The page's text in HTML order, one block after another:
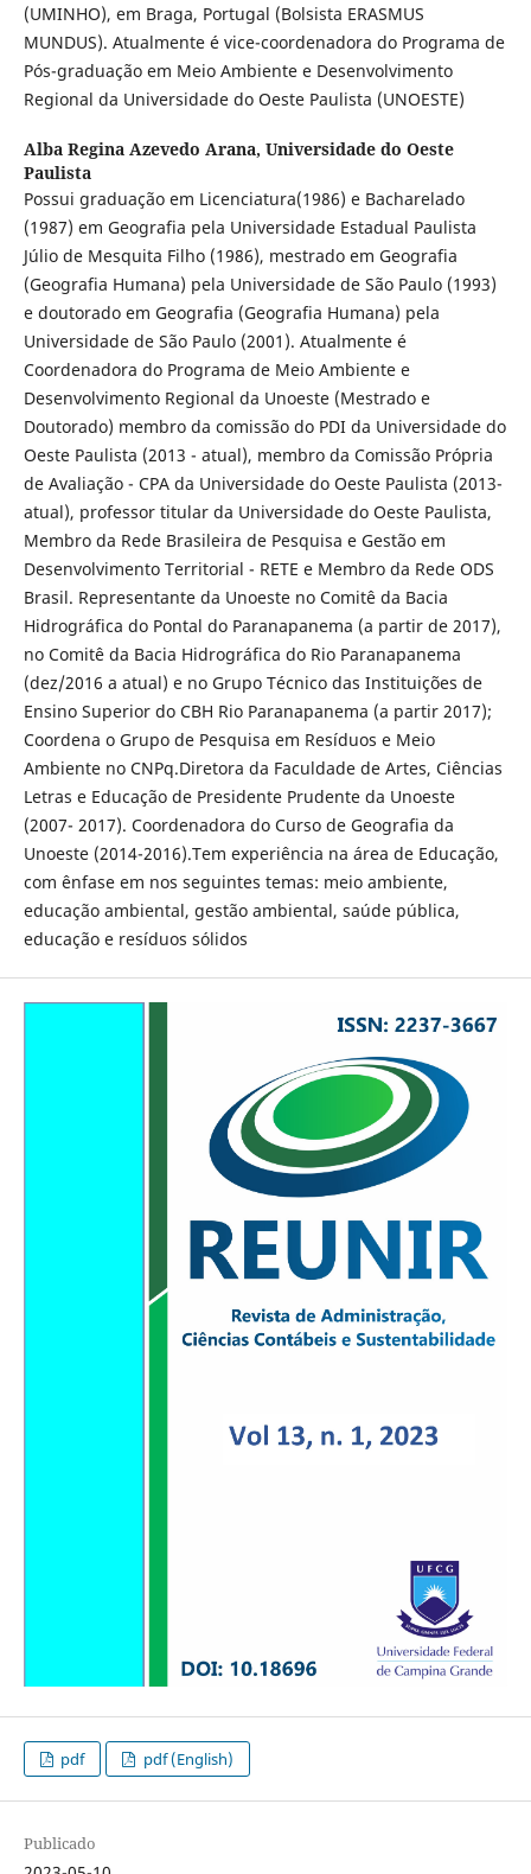
(UMINHO), em Braga, Portugal (Bolsista ERASMUS
MUNDUS). Atualmente é vice-coordenadora do Programa de
Pós-graduação em Meio Ambiente e Desenvolvimento
Regional da Universidade do Oeste Paulista (UNOESTE)
Alba Regina Azevedo Arana, Universidade do Oeste
Paulista
Possui graduação em Licenciatura(1986) e Bacharelado
(1987) em Geografia pela Universidade Estadual Paulista
Júlio de Mesquita Filho (1986), mestrado em Geografia
(Geografia Humana) pela Universidade de São Paulo (1993)
e doutorado em Geografia (Geografia Humana) pela
Universidade de São Paulo (2001). Atualmente é
Coordenadora do Programa de Meio Ambiente e
Desenvolvimento Regional da Unoeste (Mestrado e
Doutorado) membro da comissão do PDI da Universidade do
Oeste Paulista (2013 - atual), membro da Comissão Própria
de Avaliação - CPA da Universidade do Oeste Paulista (2013-
atual), professor titular da Universidade do Oeste Paulista,
Membro da Rede Brasileira de Pesquisa e Gestão em
Desenvolvimento Territorial - RETE e Membro da Rede ODS
Brasil. Representante da Unoeste no Comitê da Bacia
Hidrográfica do Pontal do Paranapanema (a partir de 2017),
no Comitê da Bacia Hidrográfica do Rio Paranapanema
(dez/2016 a atual) e no Grupo Técnico das Instituições de
Ensino Superior do CBH Rio Paranapanema (a partir 2017);
Coordena o Grupo de Pesquisa em Resíduos e Meio
Ambiente no CNPq.Diretora da Faculdade de Artes, Ciências
Letras e Educação de Presidente Prudente da Unoeste
(2007- 2017). Coordenadora do Curso de Geografia da
Unoeste (2014-2016).Tem experiência na área de Educação,
com ênfase em nos seguintes temas: meio ambiente,
educação ambiental, gestão ambiental, saúde pública,
educação e resíduos sólidos
pdf pdf (English)
Publicado